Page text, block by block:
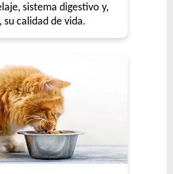
sistema digestivo y,
su calidad de vida.